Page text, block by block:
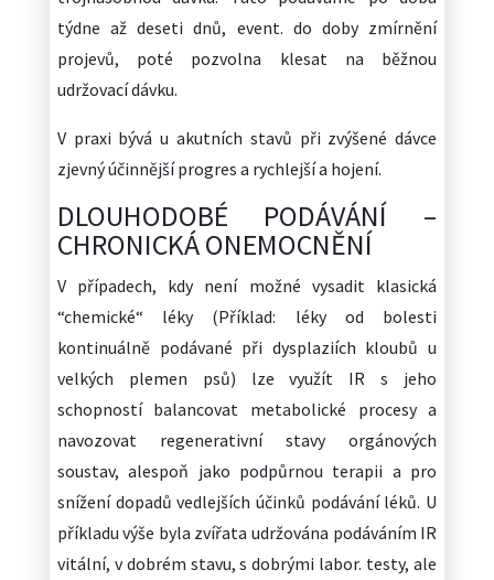
týdne až deseti dnů, event. do doby zmírnění
projevů, poté pozvolna klesat na běžnou
udržovací dávku.
V praxi bývá u akutních stavů při zvýšené dávce
zjevný účinnější progres a rychlejší a hojení.
DLOUHODOBÉ PODÁVÁNÍ –
CHRONICKÁ ONEMOCNĚNÍ
V případech, kdy není možné vysadit klasická
“chemické“ léky (Příklad: léky od bolesti
kontinuálně podávané při dysplaziích kloubů u
velkých plemen psů) lze využít IR s jeho
schopností balancovat metabolické procesy a
navozovat regenerativní stavy orgánových
soustav, alespoň jako podpůrnou terapii a pro
snížení dopadů vedlejších účinků podávání léků. U
příkladu výše byla zvířata udržována podáváním IR
vitální, v dobrém stavu, s dobrými labor. testy, ale